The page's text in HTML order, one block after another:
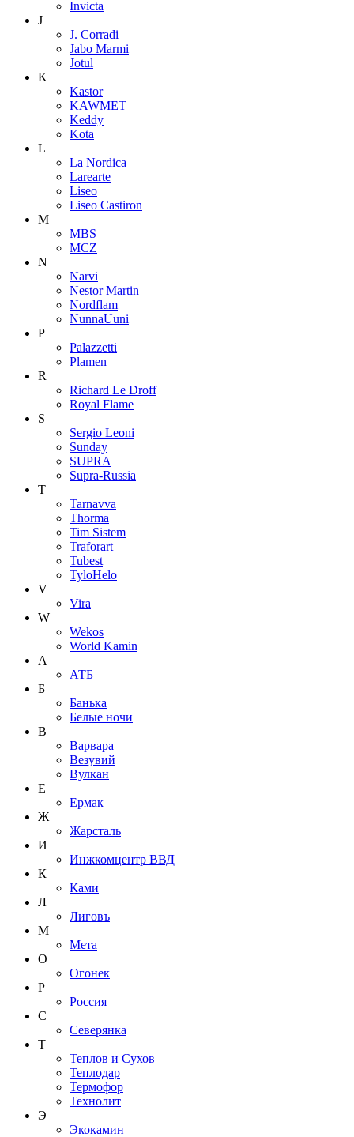
Invicta
J
J. Corradi
Jabo Marmi
Jotul
K
Kastor
KAWMET
Keddy
Kota
L
La Nordica
Larearte
Liseo
Liseo Castiron
M
MBS
MCZ
N
Narvi
Nestor Martin
Nordflam
NunnaUuni
P
Palazzetti
Plamen
R
Richard Le Droff
Royal Flame
S
Sergio Leoni
Sunday
SUPRA
Supra-Russia
T
Tarnavva
Thorma
Tim Sistem
Traforart
Tubest
TyloHelo
V
Vira
W
Wekos
World Kamin
А
АТБ
Б
Банька
Белые ночи
В
Варвара
Везувий
Вулкан
Е
Ермак
Ж
Жарсталь
И
Инжкомцентр ВВД
К
Ками
Л
Лиговъ
М
Мета
О
Огонек
Р
Россия
С
Северянка
Т
Теплов и Сухов
Теплодар
Термофор
Технолит
Э
Экокамин